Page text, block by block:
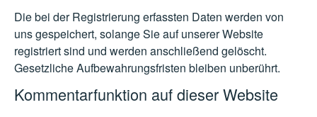
Die bei der Registrierung erfassten Daten werden von
uns gespeichert, solange Sie auf unserer Website
registriert sind und werden anschließend gelöscht.
Gesetzliche Aufbewahrungsfristen bleiben unberührt.
Kommentarfunktion auf dieser Website